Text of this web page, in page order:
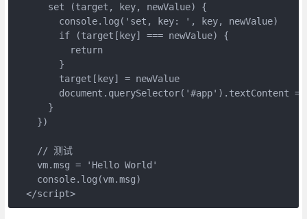
      set (target, key, newValue) {
        console.log('set, key: ', key, newValue)
        if (target[key] === newValue) {
          return
        }
        target[key] = newValue
document.querySelector('#app').textContent =
      }
    })
    // 测试
    vm.msg = 'Hello World'
    console.log(vm.msg)
  </script>